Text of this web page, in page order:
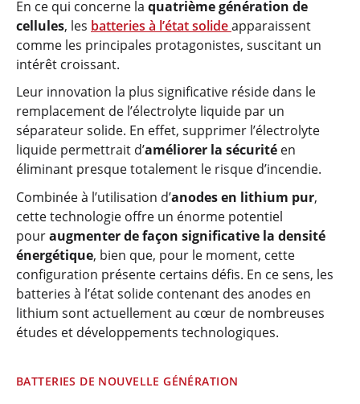
En ce qui concerne la quatrième génération de
cellules, les batteries à l’état solideapparaissent
comme les principales protagonistes, suscitant un
intérêt croissant.
Leur innovation la plus significative réside dans le
remplacement de l’électrolyte liquide par un
séparateur solide. En effet, supprimer l’électrolyte
liquide permettrait d’améliorer la sécurité en
éliminant presque totalement le risque d’incendie.
Combinée à l’utilisation d’anodes en lithium pur,
cette technologie offre un énorme potentiel
pouraugmenter de façon significative la densité
énergétique, bien que, pour le moment, cette
configuration présente certains défis. En ce sens, les
batteries à l’état solide contenant des anodes en
lithium sont actuellement au cœur de nombreuses
études et développements technologiques.
BATTERIES DE NOUVELLE GÉNÉRATION